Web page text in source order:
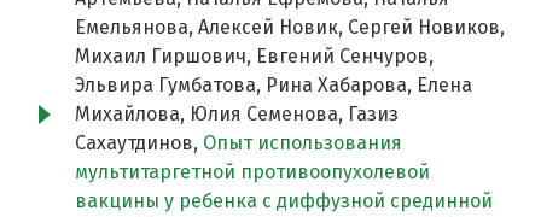
Емельянова, Алексей Новик, Сергей Новиков,
Михаил Гиршович, Евгений Сенчуров,
Эльвира Гумбатова, Рина Хабарова, Елена
Михайлова, Юлия Семенова, Газиз
Сахаутдинов, Опыт использования
мультитаргетной противоопухолевой
вакцины у ребенка с диффузной срединной